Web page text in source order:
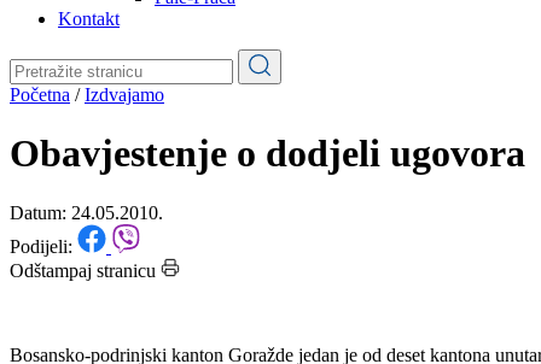
Pale-Prača
Kontakt
Početna/Izdvajamo
Obavjestenje o dodjeli ugovora
Datum: 24.05.2010.